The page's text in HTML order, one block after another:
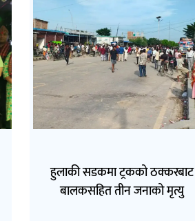
हुलाकी सडकमा ट्रकको ठक्करबाट
बालकसहित तीन जनाको मृत्यु